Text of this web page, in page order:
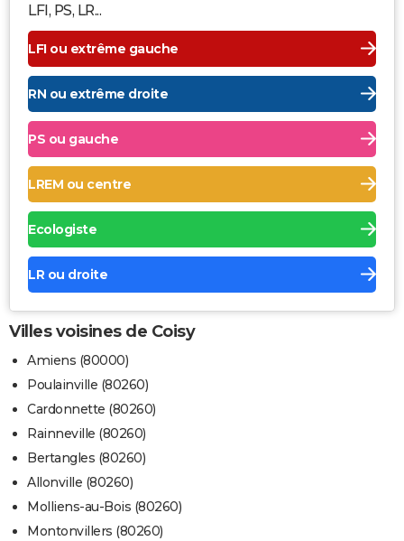
LFI, PS, LR...
LFI ou extrême gauche
RN ou extrême droite
PS ou gauche
LREM ou centre
Ecologiste
LR ou droite
Villes voisines de Coisy
Amiens (80000)
Poulainville (80260)
Cardonnette (80260)
Rainneville (80260)
Bertangles (80260)
Allonville (80260)
Molliens-au-Bois (80260)
Montonvillers (80260)